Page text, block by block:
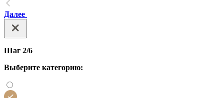
Далее
Шаг 2/6
Выберите категорию: